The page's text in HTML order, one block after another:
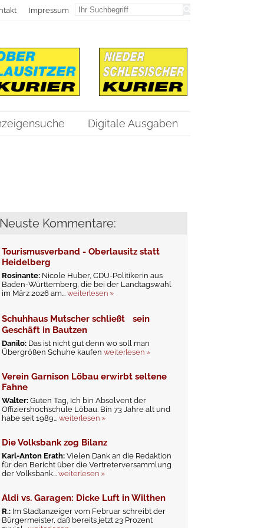
Impressum
Digitale Ausgaben
Neuste Kommentare:
Tourismusverband - Oberlausitz statt
Heidelberg
Rosinante: Nicole Huber, CDU-Politikerin aus
Baden-Württemberg, die bei der Landtagswahl
im März 2026 am...weiterlesen »
Schuhhaus Mutscher schließt sein
Geschäft in Bautzen
Danilo: Das ist nicht gut denn wo soll man
Übergrößen Schuhe kaufenweiterlesen »
Verein Garnison Löbau erwirbt seltene
Fahne
Walter:Guten Tag, Ich bin Absolvent der
Offiziershochschule Löbau. Bin 73 Jahre alt und
habe seit 1989...weiterlesen »
Die Volksbank zog Bilanz
Karl-Anton Erath:Vielen Dank an die Redaktion
für den Bericht über die Vertreterversammlung
der Volksbank...weiterlesen »
Aldi vs. Garagen: Dicke Luft in Wilthen
R.: Im Stadtanzeiger vom Februar schreibt der
Bürgermeister, daß bereits jetzt 23 Prozent